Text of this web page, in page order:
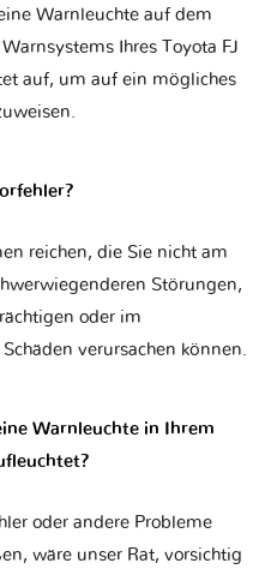
Warnleuchte auf dem
Ihres Toyota FJ
auf, um auf ein mögliches
reichen, die Sie nicht am
Störungen,
oder im
verursachen können.
Warnleuchte in Ihrem
oder andere Probleme
wäre unser Rat, vorsichtig